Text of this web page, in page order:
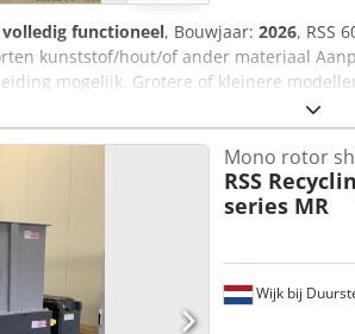
volledig functioneel, Bouwjaar: 2026, RSS
kunststof/hout/of ander materiaal
mogelijk. Grotere of kleinere
ons wij horen u graag. BELANGRIJK!
Wijk bij
Mono rotor
RSS
series MR